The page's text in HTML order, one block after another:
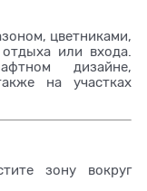
цветниками,
или входа.
дизайне,
на участках
зону вокруг